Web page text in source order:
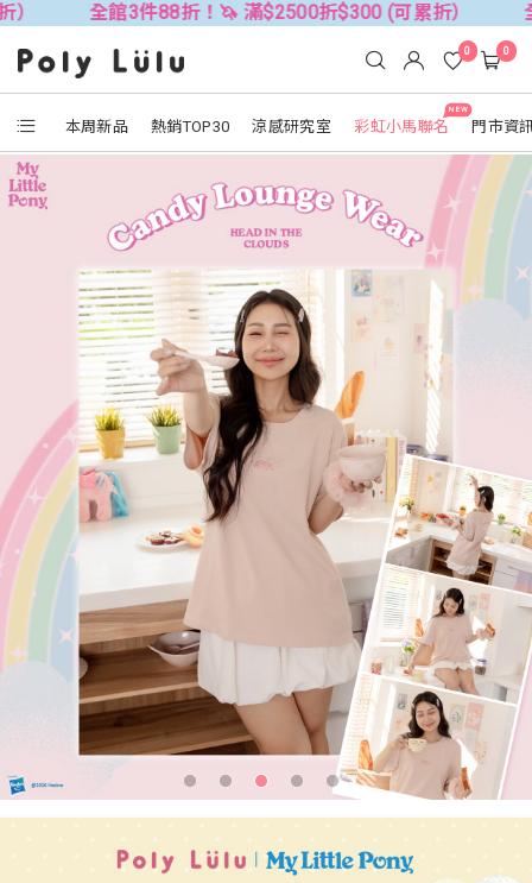
館3件88折！🦄 滿$2500折$300 (可累折） 全館3件88
本周新品 熱銷TOP30 涼感研究室
NEW
彩虹小馬聯名 門市資
0 0